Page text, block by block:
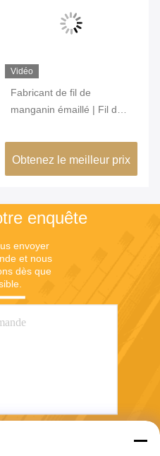
Vidéo
Fabricant de fil de
manganin émaillé | Fil de
6J11 6J13
Obtenez le meilleur prix
enquête
envoyer
et nous
dès que